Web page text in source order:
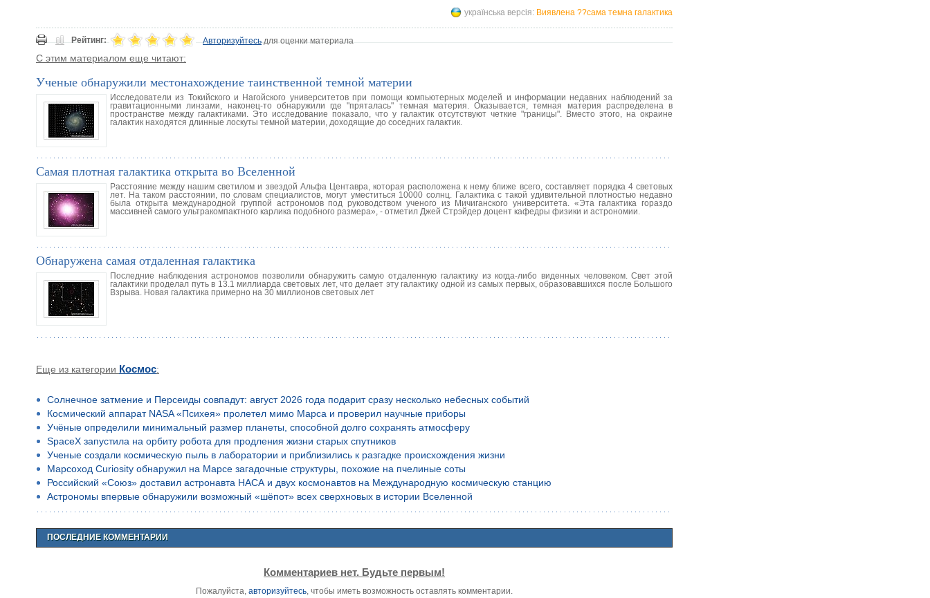
українська версія: Виявлена ??сама темна галактика
Рейтинг: Авторизуйтесьдля оценки материала
С этим материалом еще читают:
Ученые обнаружили местонахождение таинственной темной материи
Исследователи из Токийского и Нагойского университетов при помощи компьютерных моделей и информации недавних наблюдений за
гравитационными линзами, наконец-то обнаружили где "пряталась" темная материя. Оказывается, темная материя распределена в
пространстве между галактиками. Это исследование показало, что у галактик отсутствуют четкие "границы". Вместо этого, на окраине
галактик находятся длинные лоскуты темной материи, доходящие до соседних галактик.
Самая плотная галактика открыта во Вселенной
Расстояние между нашим светилом и звездой Альфа Центавра, которая расположена к нему ближе всего, составляет порядка 4 световых
лет. На таком расстоянии, по словам специалистов, могут уместиться 10000 солнц. Галактика с такой удивительной плотностью недавно
была открыта международной группой астрономов под руководством ученого из Мичиганского университета. «Эта галактика гораздо
массивней самого ультракомпактного карлика подобного размера», - отметил Джей Стрэйдер доцент кафедры физики и астрономии.
Обнаружена самая отдаленная галактика
Последние наблюдения астрономов позволили обнаружить самую отдаленную галактику из когда-либо виденных человеком. Свет этой
галактики проделал путь в 13.1 миллиарда световых лет, что делает эту галактику одной из самых первых, образовавшихся после Большого
Взрыва. Новая галактика примерно на 30 миллионов световых лет
Еще из категории Космос:
Солнечное затмение и Персеиды совпадут: август 2026 года подарит сразу несколько небесных событий
Космический аппарат NASA «Психея» пролетел мимо Марса и проверил научные приборы
Учёные определили минимальный размер планеты, способной долго сохранять атмосферу
SpaceX запустила на орбиту робота для продления жизни старых спутников
Ученые создали космическую пыль в лаборатории и приблизились к разгадке происхождения жизни
Марсоход Curiosity обнаружил на Марсе загадочные структуры, похожие на пчелиные соты
Российский «Союз» доставил астронавта НАСА и двух космонавтов на Международную космическую станцию
Астрономы впервые обнаружили возможный «шёпот» всех сверхновых в истории Вселенной
ПОСЛЕДНИЕ КОММЕНТАРИИ
Комментариев нет. Будьте первым!
Пожалуйста, авторизуйтесь, чтобы иметь возможность оставлять комментарии.